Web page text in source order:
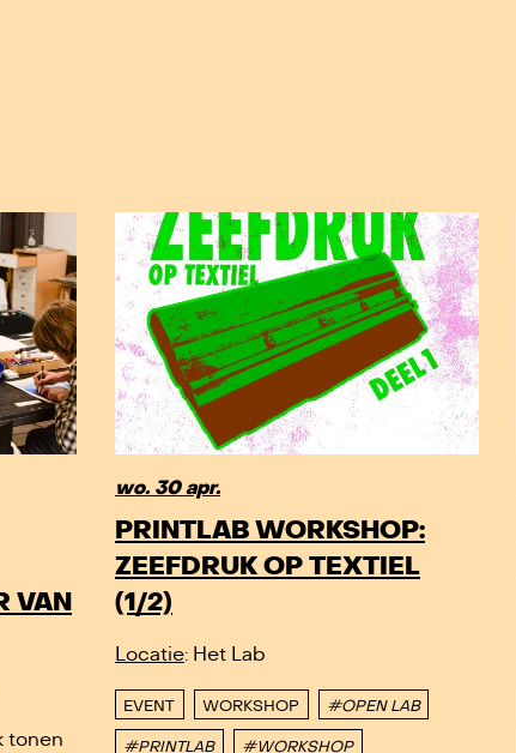
VAN
tonen
wo. 30 apr.
PRINTLAB WORKSHOP:
ZEEFDRUK OP TEXTIEL
(1/2)
Locatie: Het Lab
EVENT WORKSHOP #OPEN LAB
#PRINTLAB #WORKSHOP